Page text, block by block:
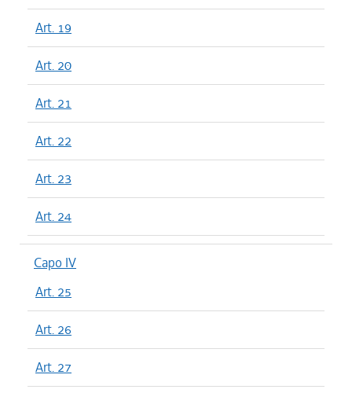
Art. 19
Art. 20
Art. 21
Art. 22
Art. 23
Art. 24
Capo IV
Art. 25
Art. 26
Art. 27